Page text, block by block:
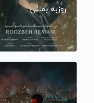
روزبه بمانی